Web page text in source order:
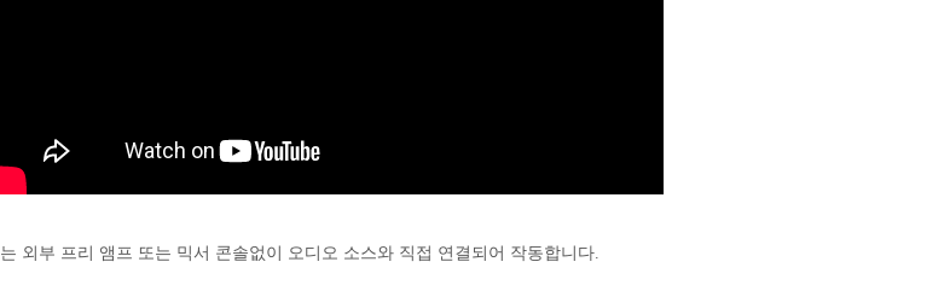
는 외부 프리 앰프 또는 믹서 콘솔없이 오디오 소스와 직접 연결되어 작동합니다.